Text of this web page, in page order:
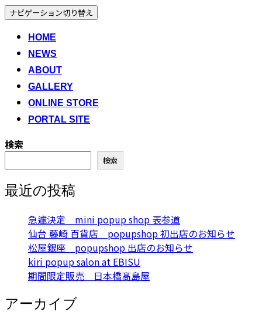
ナビゲーション切り替え
HOME
NEWS
ABOUT
GALLERY
ONLINE STORE
PORTAL SITE
検索
検索
最近の投稿
急遽決定 mini popup shop 表参道
仙台 藤崎 百貨店 popupshop 初出店のお知らせ
松屋銀座 popupshop 出店のお知らせ
kiri popup salon at EBISU
期間限定販売 日本橋髙島屋
アーカイブ